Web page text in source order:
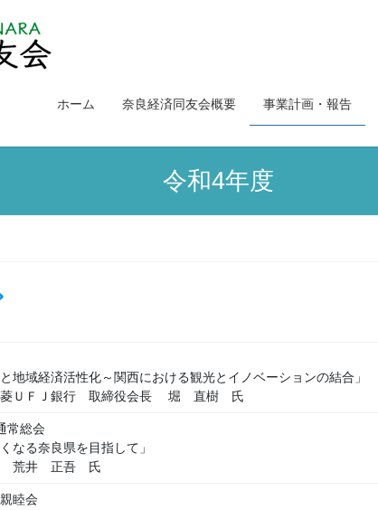
ホーム 奈良経済同友会概要 事業計画・報告
令和4年度
と地域経済活性化～関西における観光とイノベーションの結合」
菱ＵＦＪ銀行 取締役会長 堀 直樹 氏
常総会
なる奈良県を目指して」
荒井 正吾 氏
睦会